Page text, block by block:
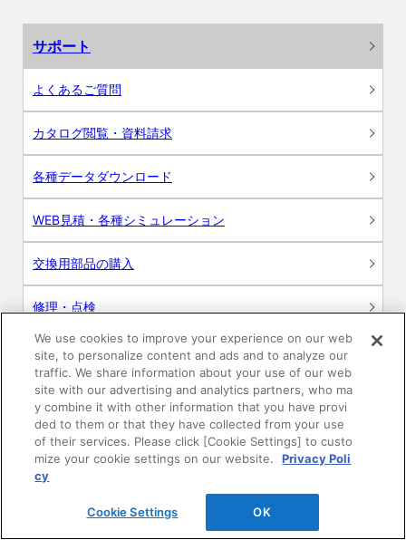
サポート
よくあるご質問
カタログ閲覧・資料請求
各種データダウンロード
WEB見積・各種シミュレーション
交換用部品の購入
修理・点検
お問い合わせ
ログイン
建築・設計関係者様向けサイト
ユーザー登録サービス
WEB見積システム
We use cookies to improve your experience on our web
site, to personalize content and ads and to analyze our
traffic. We share information about your use of our web
site with our advertising and analytics partners, who ma
y combine it with other information that you have provi
ded to them or that they have collected from your use
of their services. Please click [Cookie Settings] to custo
mize your cookie settings on our website.
Privacy Poli
cy
Cookie Settings OK